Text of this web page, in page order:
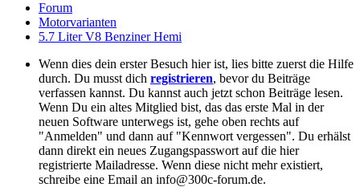
Forum
Motorvarianten
5.7 Liter V8 Benziner Hemi
Wenn dies dein erster Besuch hier ist, lies bitte zuerst die Hilfe
durch. Du musst dich registrieren, bevor du Beiträge
verfassen kannst. Du kannst auch jetzt schon Beiträge lesen.
Wenn Du ein altes Mitglied bist, das das erste Mal in der
neuen Software unterwegs ist, gehe oben rechts auf
"Anmelden" und dann auf "Kennwort vergessen". Du erhälst
dann direkt ein neues Zugangspasswort auf die hier
registrierte Mailadresse. Wenn diese nicht mehr existiert,
schreibe eine Email an info@300c-forum.de.